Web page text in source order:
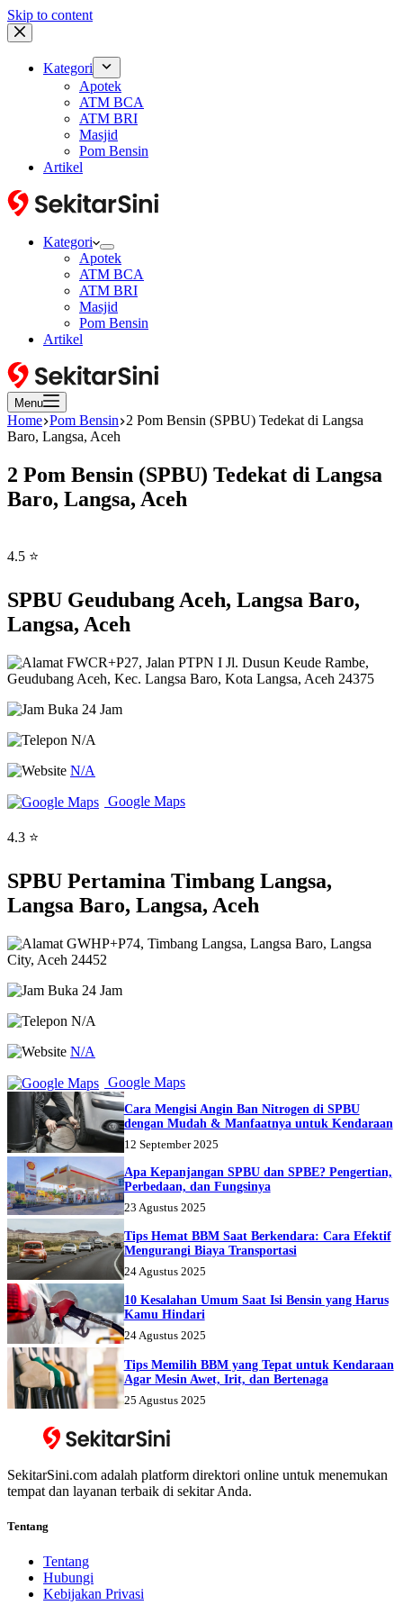
Skip to content
Kategori
Apotek
ATM BCA
ATM BRI
Masjid
Pom Bensin
Artikel
Kategori
Apotek
ATM BCA
ATM BRI
Masjid
Pom Bensin
Artikel
Menu
Home Pom Bensin 2 Pom Bensin (SPBU) Tedekat di Langsa
Baro, Langsa, Aceh
2 Pom Bensin (SPBU) Tedekat di Langsa
Baro, Langsa, Aceh
4.5 ⭐
SPBU Geudubang Aceh, Langsa Baro,
Langsa, Aceh
FWCR+P27, Jalan PTPN I Jl. Dusun Keude Rambe,
Geudubang Aceh, Kec. Langsa Baro, Kota Langsa, Aceh 24375
Buka 24 Jam
N/A
N/A
Google Maps
4.3 ⭐
SPBU Pertamina Timbang Langsa,
Langsa Baro, Langsa, Aceh
GWHP+P74, Timbang Langsa, Langsa Baro, Langsa
City, Aceh 24452
Buka 24 Jam
N/A
N/A
Google Maps
Cara Mengisi Angin Ban Nitrogen di SPBU
dengan Mudah & Manfaatnya untuk Kendaraan
12 September 2025
Apa Kepanjangan SPBU dan SPBE? Pengertian,
Perbedaan, dan Fungsinya
23 Agustus 2025
Tips Hemat BBM Saat Berkendara: Cara Efektif
Mengurangi Biaya Transportasi
24 Agustus 2025
10 Kesalahan Umum Saat Isi Bensin yang Harus
Kamu Hindari
24 Agustus 2025
Tips Memilih BBM yang Tepat untuk Kendaraan
Agar Mesin Awet, Irit, dan Bertenaga
25 Agustus 2025
SekitarSini.com adalah platform direktori online untuk menemukan
tempat dan layanan terbaik di sekitar Anda.
Tentang
Tentang
Hubungi
Kebijakan Privasi